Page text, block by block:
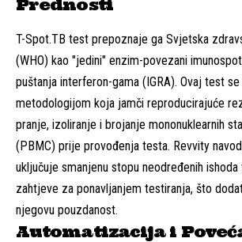
Prednosti
T-Spot.TB test prepoznaje ga Svjetska
(WHO) kao "jedini" enzim-povezani
puštanja interferon-gama (IGRA). Ovaj test
metodologijom koja jamči reproducirajuće
pranje, izoliranje i brojanje mononuklearnih
(PBMC) prije provođenja testa. Revvity
uključuje smanjenu stopu neodređenih ishoda
zahtjeve za ponavljanjem testiranja, što
njegovu pouzdanost.
Automatizacija i